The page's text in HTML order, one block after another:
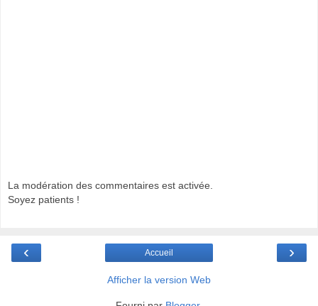
La modération des commentaires est activée.
Soyez patients !
‹ ›
Accueil
Afficher la version Web